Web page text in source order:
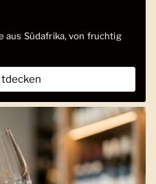
aus Südafrika, von fruchtig